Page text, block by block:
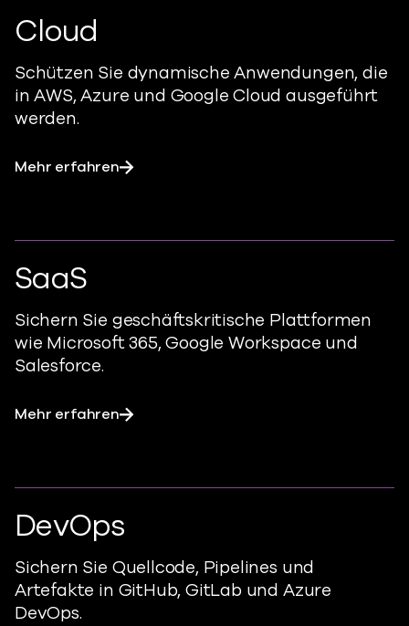
Cloud
Schützen Sie dynamische Anwendungen, die
in AWS, Azure und Google Cloud ausgeführt
werden.
Mehr erfahren
SaaS
Sichern Sie geschäftskritische Plattformen
wie Microsoft 365, Google Workspace und
Salesforce.
Mehr erfahren
DevOps
Sichern Sie Quellcode, Pipelines und
Artefakte in GitHub, GitLab und Azure
DevOps.